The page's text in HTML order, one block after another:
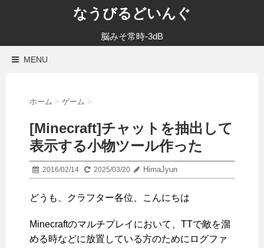
なうびるどいんぐ
脳みそ常時-3dB
MENU
ホーム > ゲーム >
[Minecraft]チャットを抽出して
表示する小物ツール作った
2016/02/14 2025/03/20 HimaJyun
どうも、クラフター各位、こんにちは
Minecraftのマルチプレイにおいて、TTで敵を溜
める時などに放置している方のためにログファ